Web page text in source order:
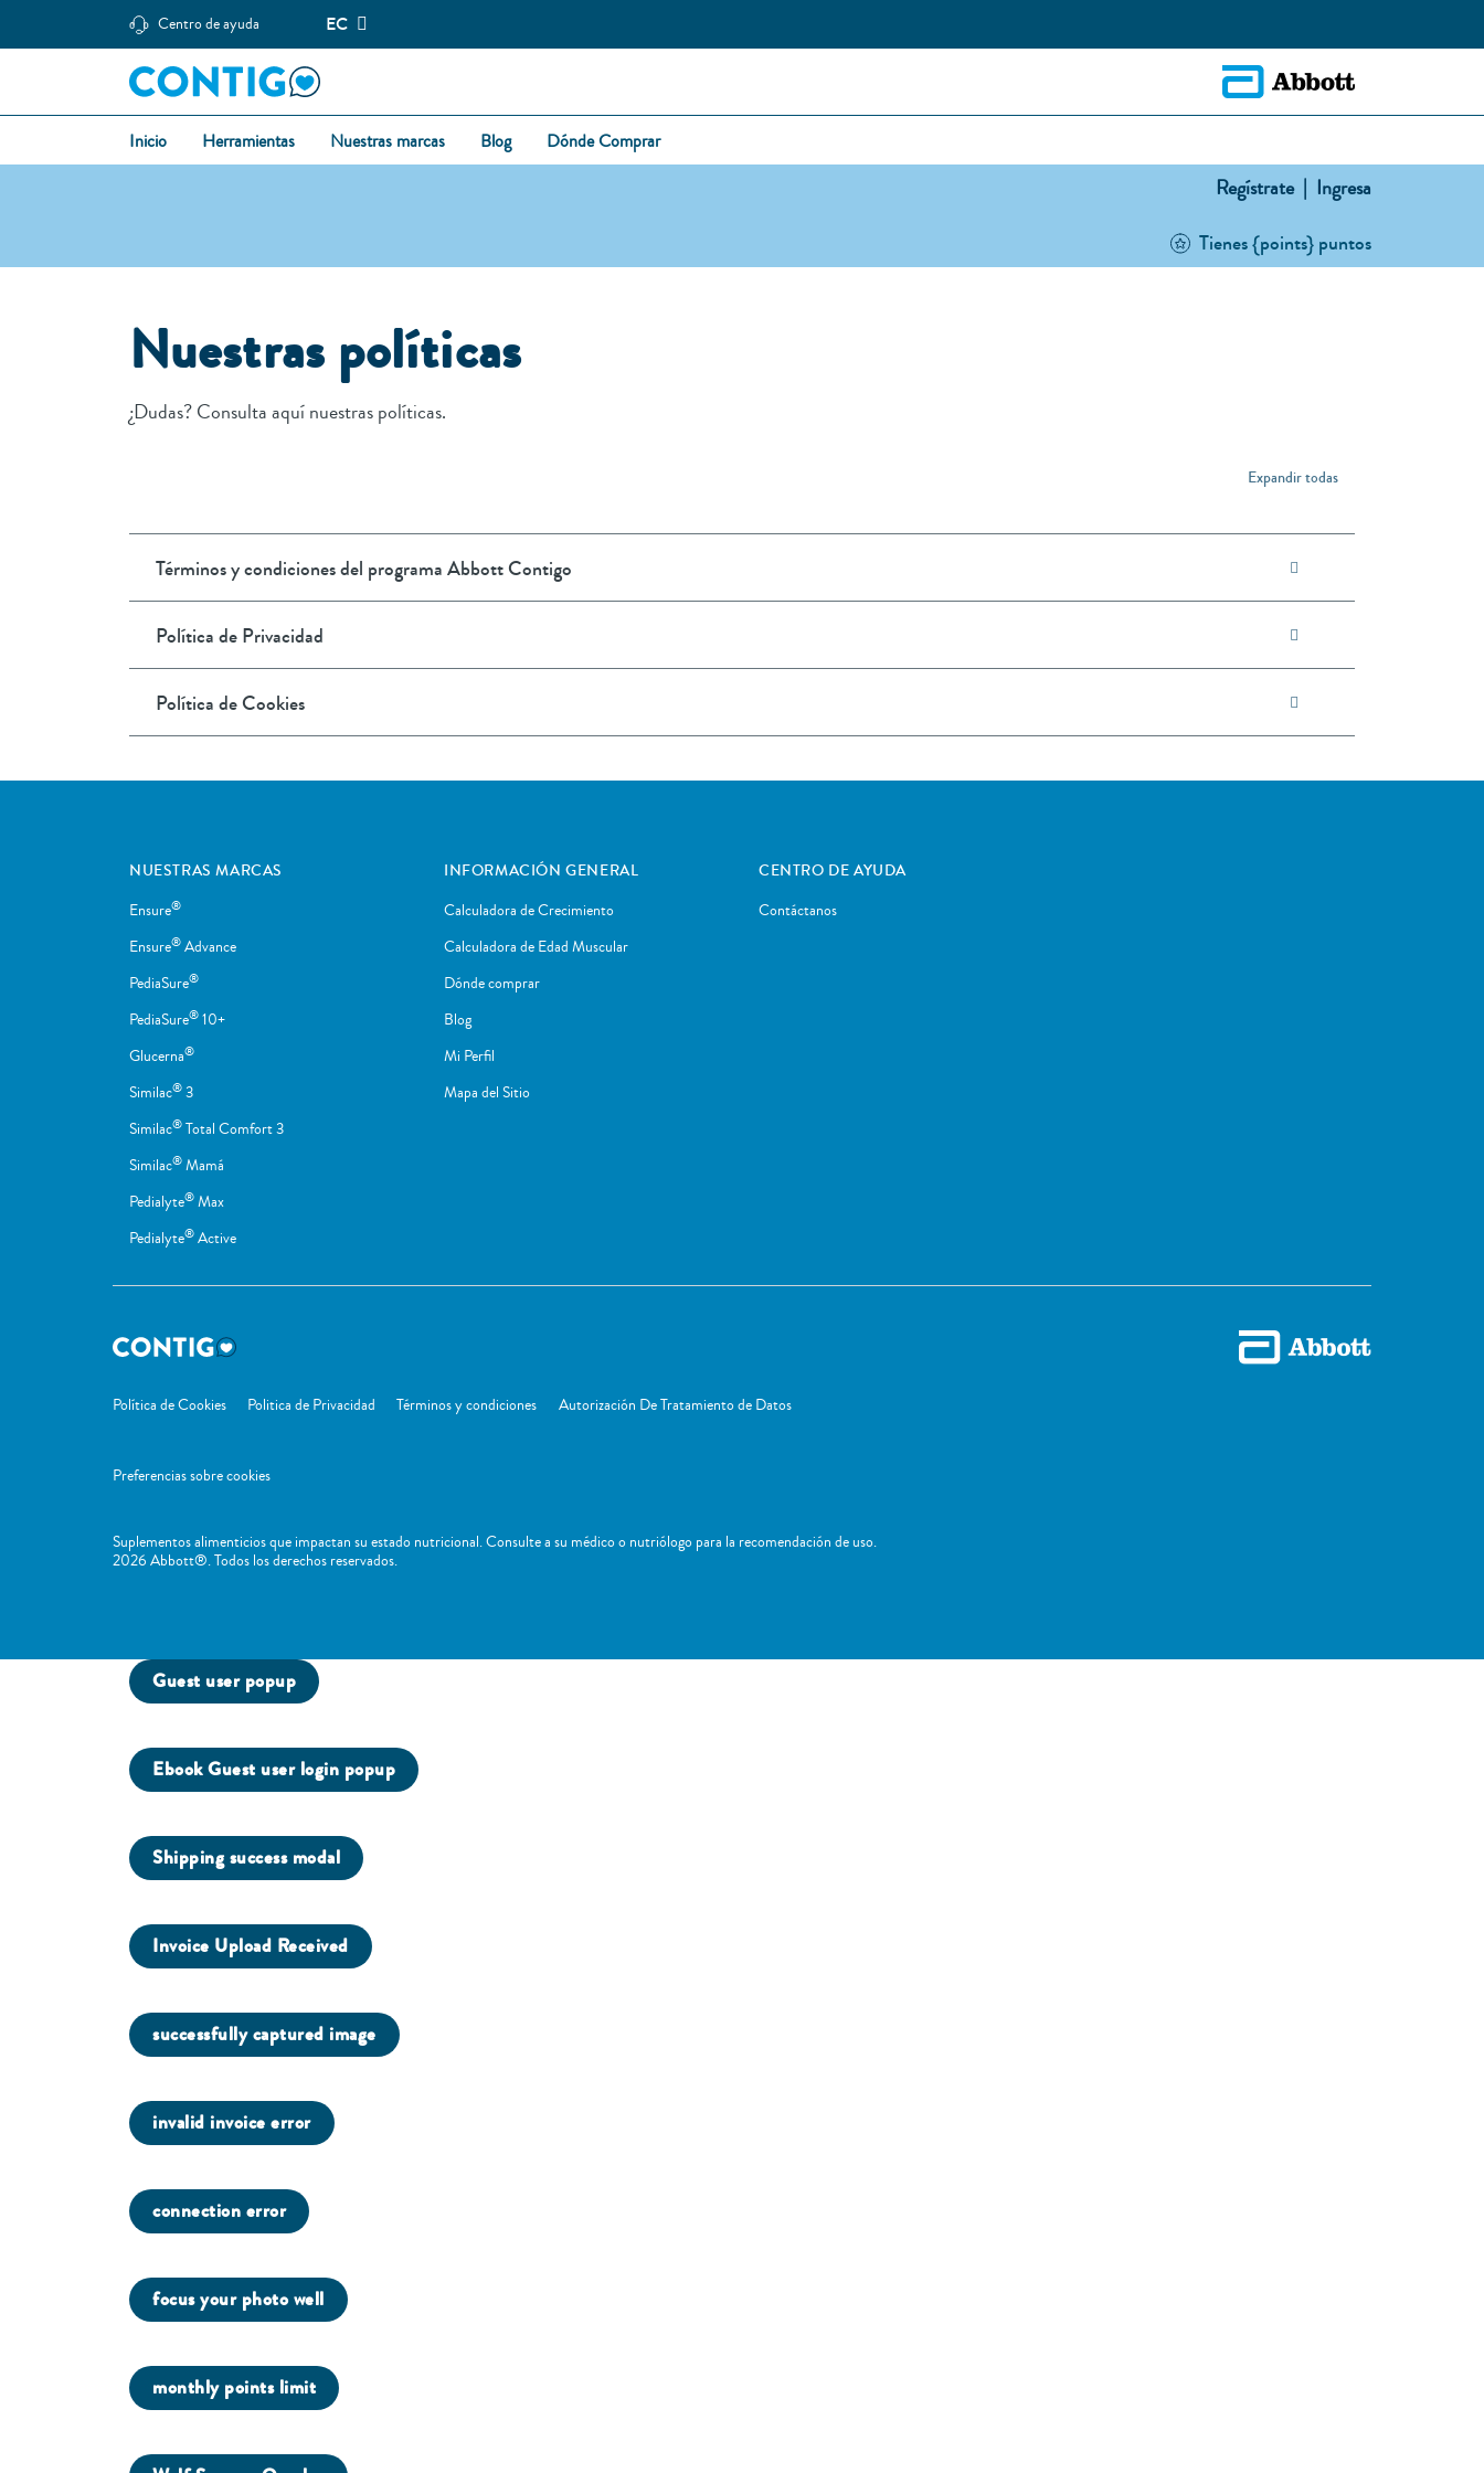
Centro de ayuda EC
Inicio Herramientas Nuestras marcas Blog Dónde Comprar
Regístrate | Ingresa
Tienes {points} puntos
Nuestras políticas
¿Dudas? Consulta aquí nuestras políticas.
Expandir todas
Términos y condiciones del programa Abbott Contigo
Política de Privacidad
Política de Cookies
NUESTRAS MARCAS
Ensure®
Ensure® Advance
PediaSure®
PediaSure® 10+
Glucerna®
Similac® 3
Similac® Total Comfort 3
Similac® Mamá
Pedialyte® Max
Pedialyte® Active
INFORMACIÓN GENERAL
Calculadora de Crecimiento
Calculadora de Edad Muscular
Dónde comprar
Blog
Mi Perfil
Mapa del Sitio
CENTRO DE AYUDA
Contáctanos
Política de Cookies Politica de Privacidad Términos y condiciones Autorización De Tratamiento de Datos
Preferencias sobre cookies
Suplementos alimenticios que impactan su estado nutricional. Consulte a su médico o nutriólogo para la recomendación de uso. ​
2026 Abbott®. Todos los derechos reservados.
Guest user popup
Ebook Guest user login popup
Shipping success modal
Invoice Upload Received
successfully captured image
invalid invoice error
connection error
focus your photo well
monthly points limit